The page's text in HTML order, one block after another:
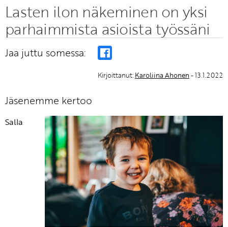
Lasten ilon näkeminen on yksi
parhaimmista asioista työssäni
Jaa juttu somessa:
Kirjoittanut: Karoliina Ahonen - 13.1.2022
Jäsenemme kertoo
Salla